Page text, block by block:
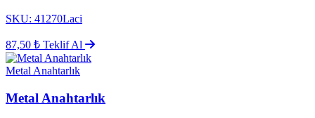
SKU: 41270Laci
87,50 ₺ Teklif Al
Metal Anahtarlık
Metal Anahtarlık